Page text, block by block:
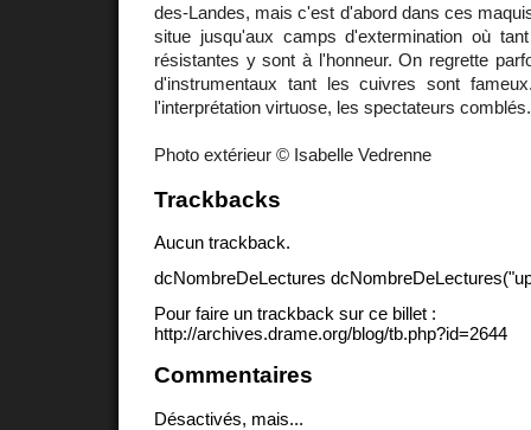
des-Landes, mais c'est d'abord dans ces
situe jusqu'aux camps d'extermination où
résistantes y sont à l'honneur. On regrette
d'instrumentaux tant les cuivres sont
l'interprétation virtuose, les spectateurs comblés.
Photo extérieur © Isabelle Vedrenne
Trackbacks
Aucun trackback.
dcNombreDeLectures
Pour faire un trackback sur ce billet :
http://archives.drame.org/blog/tb.php?id=2644
Commentaires
Désactivés, mais...